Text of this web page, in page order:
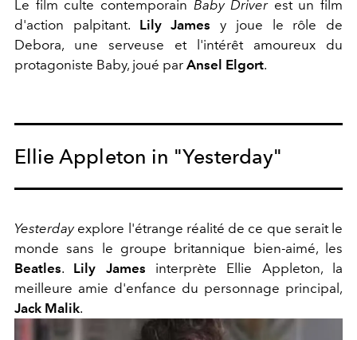
Le film culte contemporain Baby Driverest un film
d'action palpitant. Lily James y joue le rôle de
Debora, une serveuse et l'intérêt amoureux du
protagoniste Baby, joué par Ansel Elgort.
Ellie Appleton in "Yesterday"
Yesterdayexplore l'étrange réalité de ce que serait le
monde sans le groupe britannique bien-aimé, les
Beatles. Lily James interprète Ellie Appleton, la
meilleure amie d'enfance du personnage principal,
Jack Malik.